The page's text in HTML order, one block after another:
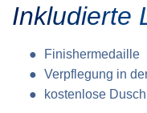
Inkludierte
Finishermedaille
Verpflegung in
kostenlose